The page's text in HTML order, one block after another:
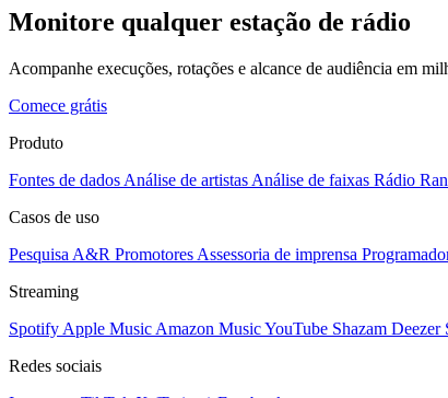
Monitore qualquer estação de rádio
Acompanhe execuções, rotações e alcance de audiência em
Comece grátis
Produto
Fontes de dados Análise de artistas Análise de faixas Rádio
Casos de uso
Pesquisa A&R Promotores Assessoria de imprensa
Streaming
Spotify Apple Music Amazon MusicYouTube Shazam Deezer
Redes sociais